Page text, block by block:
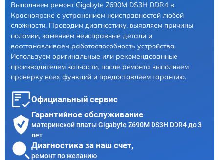
Выполняем ремонт Gigabyte Z690M DS3H DDR4 в
Красноярске с устранением неисправностей любой
сложности. Проводим диагностику, выявляем причины
поломки, заменяем неисправные детали и
восстанавливаем работоспособность устройства.
Используем оригинальные или рекомендованные
производителем запчасти, после ремонта выполняем
проверку всех функций и предоставляем гарантию.
Официальный сервис
Гарантийное обслуживание
материнской платы Gigabyte Z690M DS3H DDR4 до 3
лет
Диагностика за наш счет,
ремонт по желанию